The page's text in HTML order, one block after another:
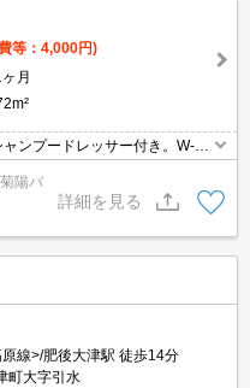
等：4,000円)
ヶ月
ンプードレッサー付き。W-C
陽バ
詳細を見る
線>/肥後大津駅 徒歩14分
町大字引水